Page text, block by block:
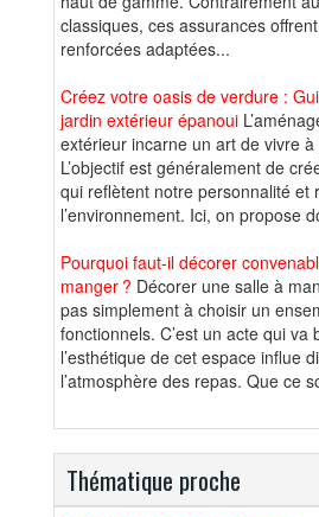
classiques, ces assurances
renforcées adaptées...
Créez votre oasis de verdure :
jardin extérieur épanoui
extérieur incarne un art de vivre
L’objectif est généralement de
qui reflètent notre personnalité et
l’environnement. Ici, on propose
Pourquoi faut-il décorer
manger ? Décorer une salle à
pas simplement à choisir un
fonctionnels. C’est un acte qui va
l’esthétique de cet espace influe
l’atmosphère des repas. Que ce
Thématique proche